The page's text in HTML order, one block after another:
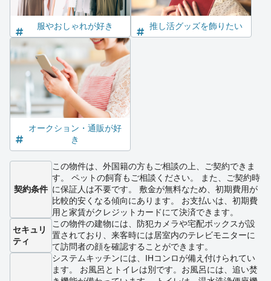
服やおしゃれが好き 推し活グッズを飾りたい
オークション・通販が好
き
契約条件
この物件は、外国籍の方もご相談の上、ご契約できま
す。 ペットの飼育もご相談ください。 また、ご契約時
に保証人は不要です。 敷金が無料なため、初期費用が
比較的安くなる傾向にあります。 お支払いは、初期費
用と家賃がクレジットカードにて決済できます。
セキュリ
ティ
この物件の建物には、防犯カメラや宅配ボックスが設
置されており、来客時には居室内のテレビモニターに
て訪問者の顔を確認することができます。
システムキッチンには、IHコンロが備え付けられてい
ます。 お風呂とトイレは別です。お風呂には、追い焚